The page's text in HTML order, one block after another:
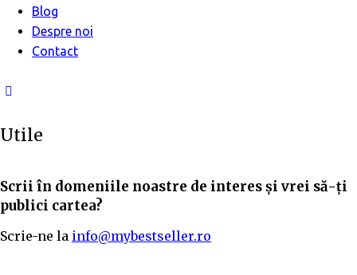
Blog
Despre noi
Contact
Utile
Scrii în domeniile noastre de interes și vrei să-ți
publici cartea?
Scrie-ne la info@mybestseller.ro